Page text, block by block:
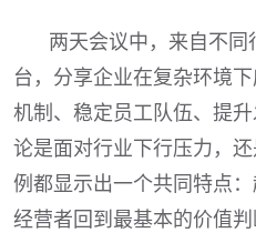
两天会议中，来自不
台，分享企业在复杂环境
机制、稳定员工队伍、提
论是面对行业下行压力，
例都显示出一个共同特点
经营者回到最基本的价值判